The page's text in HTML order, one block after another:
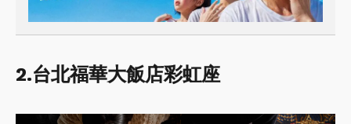
2.台北福華大飯店彩虹座